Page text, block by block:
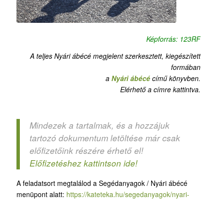
Képforrás: 123RF
A teljes Nyári ábécé megjelent szerkesztett, kiegészített
formában
aNyári ábécé című könyvben.
Elérhető a címre kattintva.
Mindezek a tartalmak, és a hozzájuk
tartozó dokumentum letöltése már csak
előfizetőink részére érhető el!
Előfizetéshez kattintson ide!
A feladatsort megtalálod a Segédanyagok / Nyári ábécé
menüpont alatt: https://kateteka.hu/segedanyagok/nyari-